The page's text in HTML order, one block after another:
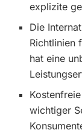
explizite
Die
Richtlinien
hat eine
wichtiger